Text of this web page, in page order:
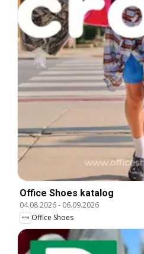
Office Shoes katalog
04.08.2026- 06.09.2026
Office Shoes